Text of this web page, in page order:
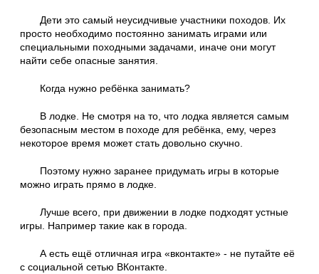
Дети это самый неусидчивые участники походов. Их
просто необходимо постоянно занимать играми или
специальными походными задачами, иначе они могут
найти себе опасные занятия.
Когда нужно ребёнка занимать?
В лодке. Не смотря на то, что лодка является самым
безопасным местом в походе для ребёнка, ему, через
некоторое время может стать довольно скучно.
Поэтому нужно заранее придумать игры в которые
можно играть прямо в лодке.
Лучше всего, при движении в лодке подходят устные
игры. Например такие как в города.
А есть ещё отличная игра «вконтакте» - не путайте её
с социальной сетью ВКонтакте.